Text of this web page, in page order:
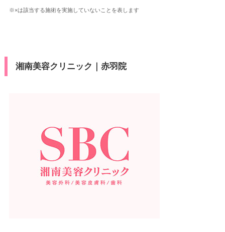
※×は該当する施術を実施していないことを表します
湘南美容クリニック｜赤羽院